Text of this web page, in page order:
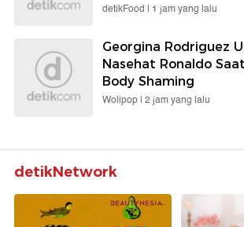
detikFood | 1 jam yang lalu
Georgina Rodriguez
Nasehat Ronaldo
Body Shaming
Wolipop | 2 jam yang lalu
detikNetwork